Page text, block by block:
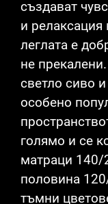
създават
и релаксация
леглата е
не
светло сиво
особено
голямо и се
матраци 140/
половина
тъмни